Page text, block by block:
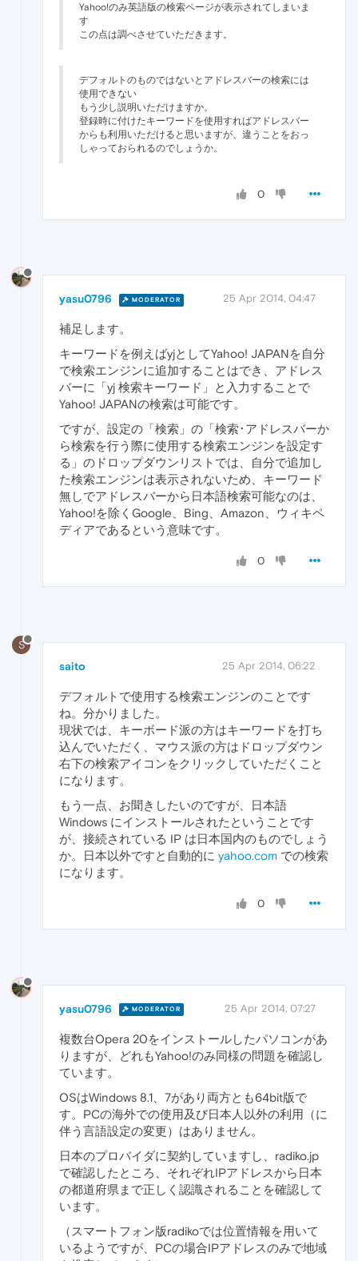
Yahoo!のみ英語版の検索ページが表示されてしまいま
す
この点は調べさせていただきます。
デフォルトのものではないとアドレスバーの検索には
使用できない
もう少し説明いただけますか。
登録時に付けたキーワードを使用すればアドレスバー
からも利用いただけると思いますが、違うことをおっ
しゃっておられるのでしょうか。
0
yasu0796 MODERATOR 25 Apr 2014, 04:47
補足します。
キーワードを例えばyjとしてYahoo! JAPANを自分
で検索エンジンに追加することはでき、アドレス
バーに「yj 検索キーワード」と入力することで
Yahoo! JAPANの検索は可能です。
ですが、設定の「検索」の「検索･アドレスバーか
ら検索を行う際に使用する検索エンジンを設定す
る」のドロップダウンリストでは、自分で追加し
た検索エンジンは表示されないため、キーワード
無しでアドレスバーから日本語検索可能なのは、
Yahoo!を除くGoogle、Bing、Amazon、ウィキペ
ディアであるという意味です。
0
S
saito 25 Apr 2014, 06:22
デフォルトで使用する検索エンジンのことです
ね。分かりました。
現状では、キーボード派の方はキーワードを打ち
込んでいただく、マウス派の方はドロップダウン
右下の検索アイコンをクリックしていただくこと
になります。
もう一点、お聞きしたいのですが、日本語
Windows にインストールされたということです
が、接続されている IP は日本国内のものでしょう
か。日本以外ですと自動的に yahoo.com での検索
になります。
0
yasu0796 MODERATOR 25 Apr 2014, 07:27
複数台Opera 20をインストールしたパソコンがあ
りますが、どれもYahoo!のみ同様の問題を確認し
ています。
OSはWindows 8.1、7があり両方とも64bit版で
す。PCの海外での使用及び日本人以外の利用（に
伴う言語設定の変更）はありません。
日本のプロバイダに契約していますし、radiko.jp
で確認したところ、それぞれIPアドレスから日本
の都道府県まで正しく認識されることを確認して
います。
（スマートフォン版radikoでは位置情報を用いて
いるようですが、PCの場合IPアドレスのみで地域